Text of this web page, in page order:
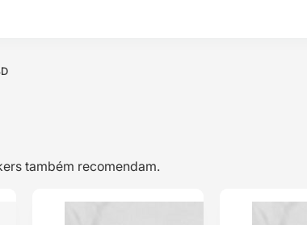
também recomendam.
TOP VENDAS